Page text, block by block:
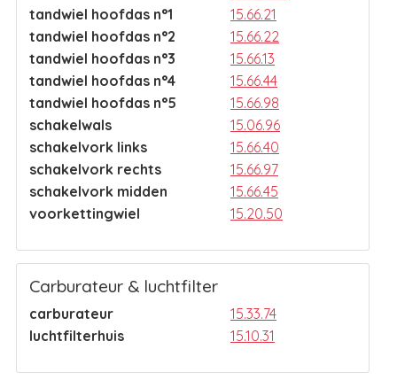
tandwiel hoofdas n°1
15.66.21
tandwiel hoofdas n°2
15.66.22
tandwiel hoofdas n°3
15.66.13
tandwiel hoofdas n°4
15.66.44
tandwiel hoofdas n°5
15.66.98
schakelwals
15.06.96
schakelvork links
15.66.40
schakelvork rechts
15.66.97
schakelvork midden
15.66.45
voorkettingwiel
15.20.50
Carburateur & luchtfilter
carburateur
15.33.74
luchtfilterhuis
15.10.31